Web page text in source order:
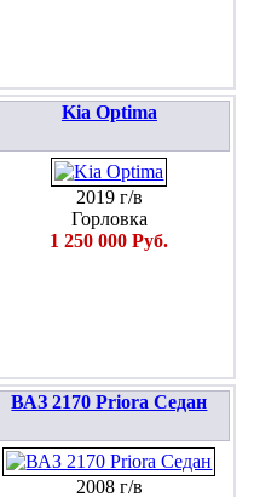
Kia Optima
2019 г/в
Горловка
1 250 000 Руб.
ВАЗ 2170 Priora Седан
2008 г/в